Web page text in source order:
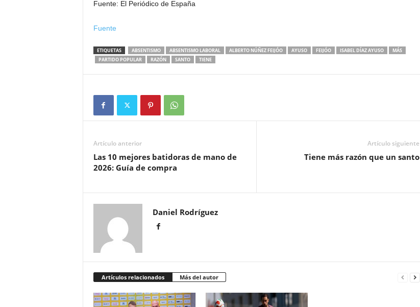
Fuente: El Periódico de España
Fuente
ETIQUETAS ABSENTISMO ABSENTISMO LABORAL ALBERTO NÚÑEZ FEIJÓO AYUSO FEIJÓO ISABEL DÍAZ AYUSO
MÁS
PARTIDO POPULAR
RAZÓN SANTO TIENE
Artículo anterior
Las 10 mejores batidoras de mano de
2026: Guía de compra
Artículo siguiente
Tiene más razón que un santo
Daniel Rodríguez
Artículos relacionados Más del autor